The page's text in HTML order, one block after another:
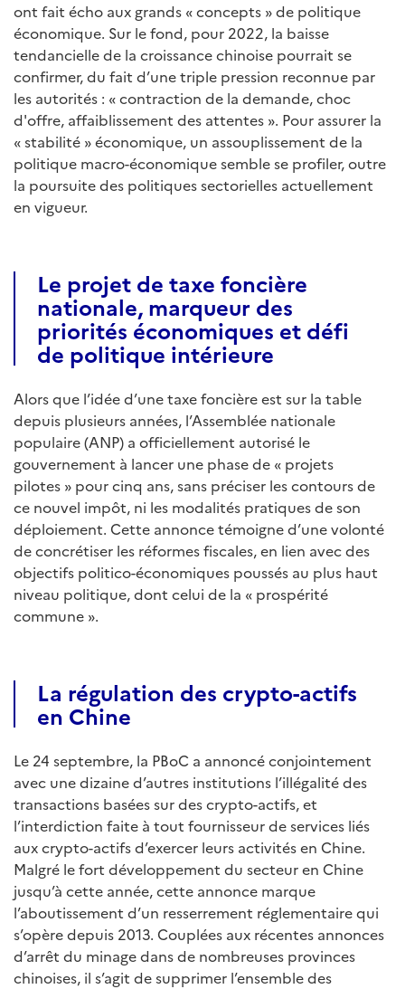
ont fait écho aux grands « concepts » de politique
économique. Sur le fond, pour 2022, la baisse
tendancielle de la croissance chinoise pourrait se
confirmer, du fait d’une triple pression reconnue par
les autorités : « contraction de la demande, choc
d'offre, affaiblissement des attentes ». Pour assurer la
« stabilité » économique, un assouplissement de la
politique macro-économique semble se profiler, outre
la poursuite des politiques sectorielles actuellement
en vigueur.
Le projet de taxe foncière
nationale, marqueur des
priorités économiques et défi
de politique intérieure
Alors que l’idée d’une taxe foncière est sur la table
depuis plusieurs années, l’Assemblée nationale
populaire (ANP) a officiellement autorisé le
gouvernement à lancer une phase de « projets
pilotes » pour cinq ans, sans préciser les contours de
ce nouvel impôt, ni les modalités pratiques de son
déploiement. Cette annonce témoigne d’une volonté
de concrétiser les réformes fiscales, en lien avec des
objectifs politico-économiques poussés au plus haut
niveau politique, dont celui de la « prospérité
commune ».
La régulation des crypto-actifs
en Chine
Le 24 septembre, la PBoC a annoncé conjointement
avec une dizaine d’autres institutions l’illégalité des
transactions basées sur des crypto-actifs, et
l’interdiction faite à tout fournisseur de services liés
aux crypto-actifs d’exercer leurs activités en Chine.
Malgré le fort développement du secteur en Chine
jusqu’à cette année, cette annonce marque
l’aboutissement d’un resserrement réglementaire qui
s’opère depuis 2013. Couplées aux récentes annonces
d’arrêt du minage dans de nombreuses provinces
chinoises, il s’agit de supprimer l’ensemble des